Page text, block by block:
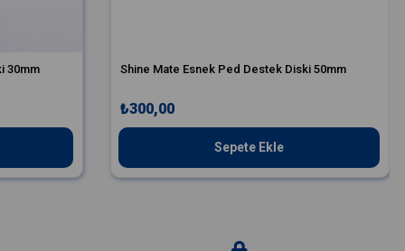
30mm Shine Mate Esnek Ped Destek Diski 50mm
₺300,00
Sepete Ekle